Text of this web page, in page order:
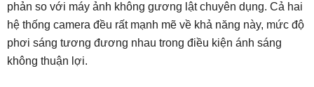
phản so với máy ảnh không gương lật chuyên dụng. Cả hai
hệ thống camera đều rất mạnh mẽ về khả năng này, mức độ
phơi sáng tương đương nhau trong điều kiện ánh sáng
không thuận lợi.